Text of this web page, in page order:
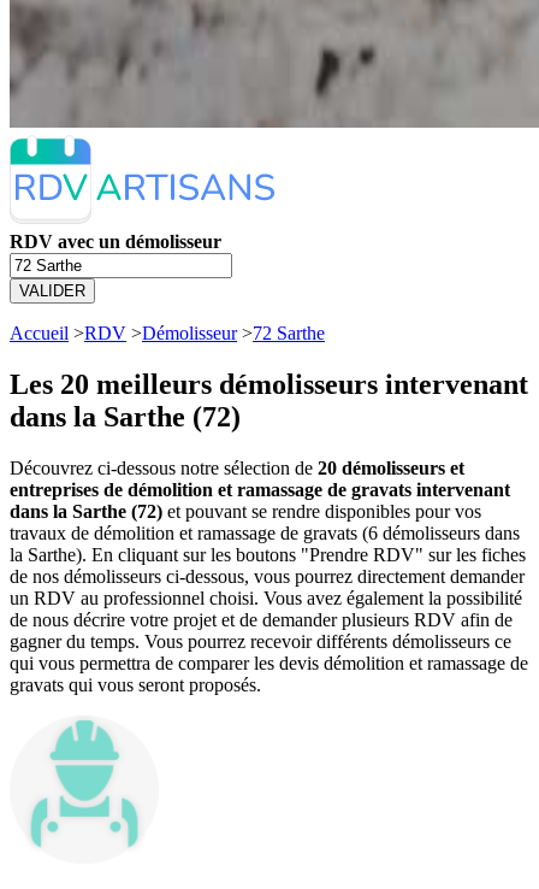
RDV avec un démolisseur
VALIDER
Accueil >RDV >Démolisseur>72 Sarthe
Les 20 meilleurs démolisseurs intervenant
dans la Sarthe (72)
Découvrez ci-dessous notre sélection de 20 démolisseurs et
entreprises de démolition et ramassage de gravats intervenant
dans la Sarthe (72) et pouvant se rendre disponibles pour vos
travaux de démolition et ramassage de gravats (6 démolisseurs dans
la Sarthe). En cliquant sur les boutons "Prendre RDV" sur les fiches
de nos démolisseurs ci-dessous, vous pourrez directement demander
un RDV au professionnel choisi. Vous avez également la possibilité
de nous décrire votre projet et de demander plusieurs RDV afin de
gagner du temps. Vous pourrez recevoir différents démolisseurs ce
qui vous permettra de comparer les devis démolition et ramassage de
gravats qui vous seront proposés.